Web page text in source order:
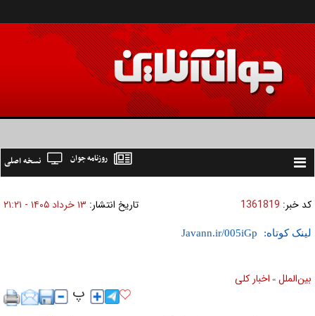
Toggle
نسخه اصلی روزنامه جوان
کد خبر: 1361819 تاریخ انتشار: ۱۳ خرداد ۱۴۰۵ - ۲۱:۲۱
لینک کوتاه:
بين‌الملل » اخبار كلی